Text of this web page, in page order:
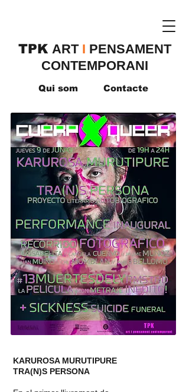
TPK ​ART I PENSAMENT
CONTEMPORANI
Qui som Contacte
KARUROSA MURUTIPURE
TRA(N)S PERSONA